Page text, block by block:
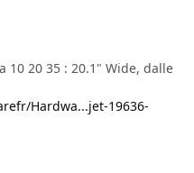
10 20 35 : 20.1" Wide, dalle
Hardwa...jet-19636-